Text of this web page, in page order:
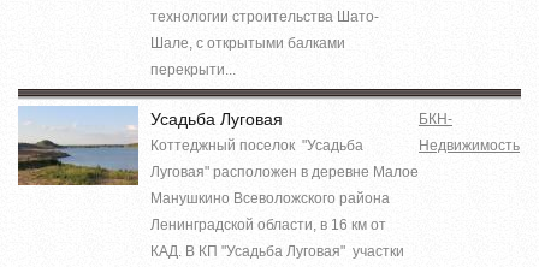
технологии строительства Шато-
Шале, с открытыми балками
перекрыти...
Усадьба Луговая
Коттеджный поселок "Усадьба
Луговая" расположен в деревне Малое
Манушкино Всеволожского района
Ленинградской области, в 16 км от
КАД. В КП "Усадьба Луговая" участки
БКН-
Недвижимость